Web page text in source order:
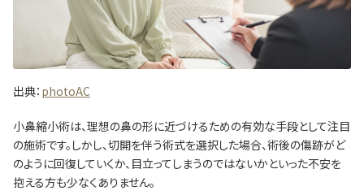
出典： photoAC
小鼻縮小術は、理想の鼻の形に近づけるための有効な手段として注目
の施術です。しかし、切開を伴う術式を選択した場合、術後の傷跡がど
のように回復していくか、目立ってしまうのではないかといった不安を
抱える方も少なくありません。